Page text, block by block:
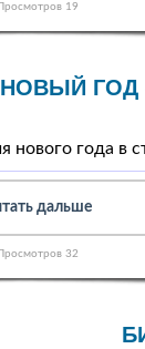
Просмотров 19
НОВЫЙ ГОД
нового года в
дальше
Просмотров 32